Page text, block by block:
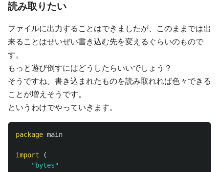
読み取りたい
ファイルに出力することはできましたが、このままでは出
来ることはせいぜい書き込む先を変えるぐらいのもので
す。
もっと遊び倒すにはどうしたらいいでしょう？
そうですね。書き込まれたものを読み取れれば色々できる
ことが増えそうです。
というわけでやっていきます。
package main
import
(
"bytes"